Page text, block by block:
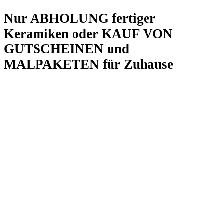
Nur ABHOLUNG fertiger
Keramiken oder KAUF VON
GUTSCHEINEN und
MALPAKETEN für Zuhause